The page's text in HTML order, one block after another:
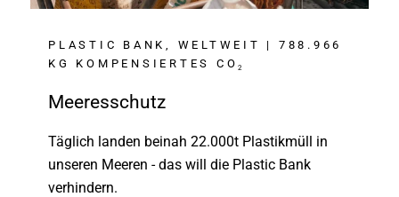
PLASTIC BANK, WELTWEIT | 788.966
KG KOMPENSIERTES CO2
Meeresschutz
Täglich landen beinah 22.000t Plastikmüll in
unseren Meeren - das will die Plastic Bank
verhindern.